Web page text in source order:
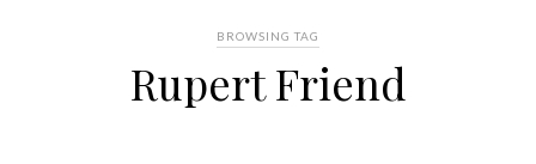
BROWSING TAG
Rupert Friend